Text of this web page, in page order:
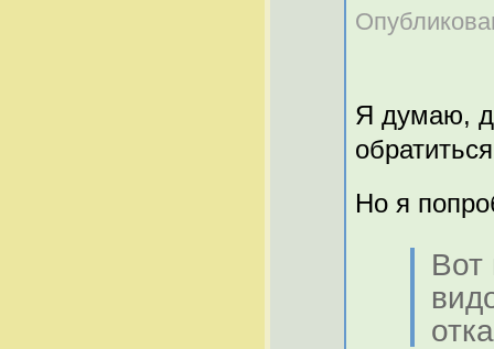
Я думаю,
Но я
Вот